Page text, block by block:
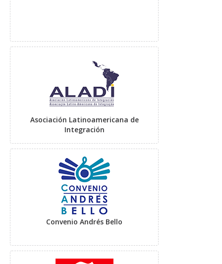
Asociación Latinoamericana de
Integración
Convenio Andrés Bello